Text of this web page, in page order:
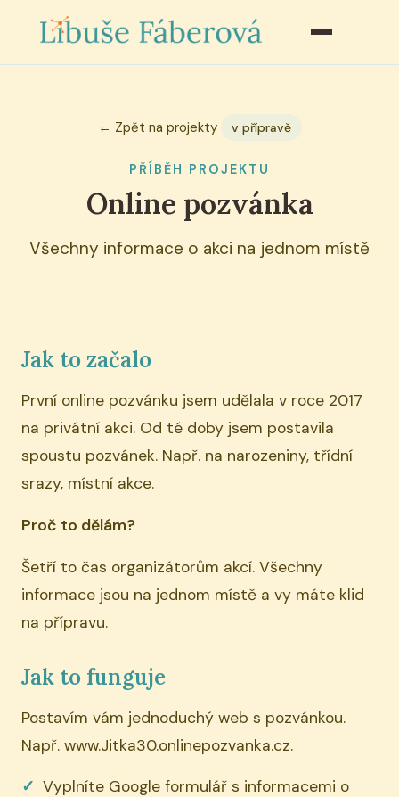
← Zpět na projekty v přípravě
PŘÍBĚH PROJEKTU
Online pozvánka
Všechny informace o akci na jednom místě
Jak to začalo
První online pozvánku jsem udělala v roce 2017
na privátní akci. Od té doby jsem postavila
spoustu pozvánek. Např. na narozeniny, třídní
srazy, místní akce.
Proč to dělám?
Šetří to čas organizátorům akcí. Všechny
informace jsou na jednom místě a vy máte klid
na přípravu.
Jak to funguje
Postavím vám jednoduchý web s pozvánkou.
Např. www.Jitka30.onlinepozvanka.cz.
Vyplníte Google formulář s informacemi o